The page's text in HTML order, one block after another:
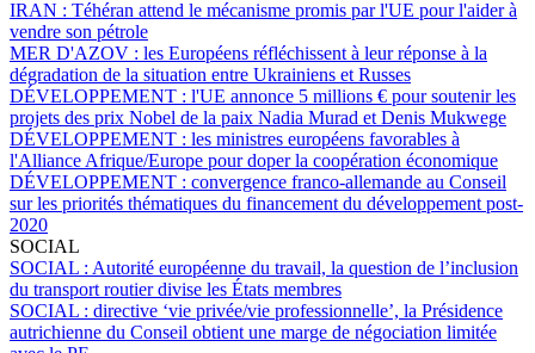
IRAN : Téhéran attend le mécanisme promis par l'UE pour l'aider à
vendre son pétrole
MER D'AZOV : les Européens réfléchissent à leur réponse à la
dégradation de la situation entre Ukrainiens et Russes
DÉVELOPPEMENT : l'UE annonce 5 millions € pour soutenir les
projets des prix Nobel de la paix Nadia Murad et Denis Mukwege
DÉVELOPPEMENT : les ministres européens favorables à
l'Alliance Afrique/Europe pour doper la coopération économique
DÉVELOPPEMENT : convergence franco-allemande au Conseil
sur les priorités thématiques du financement du développement post-
2020
SOCIAL
SOCIAL : Autorité européenne du travail, la question de l’inclusion
du transport routier divise les États membres
SOCIAL : directive ‘vie privée/vie professionnelle’, la Présidence
autrichienne du Conseil obtient une marge de négociation limitée